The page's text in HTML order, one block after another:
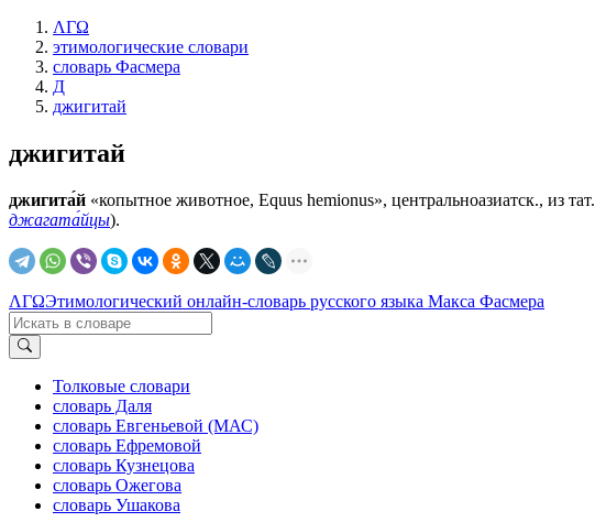
ΛΓΩ
этимологические словари
словарь Фасмера
Д
джигитай
джигитай
джигита́й «копытное животное, Equus hemionus», центральноазиатск., из
джагата́йцы).
ΛΓΩЭтимологический онлайн-словарь русского языка Макса Фасмера
Толковые словари
словарь Даля
словарь Евгеньевой (МАС)
словарь Ефремовой
словарь Кузнецова
словарь Ожегова
словарь Ушакова